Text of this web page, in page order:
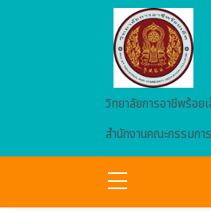
Skip to main content
วิทยาลัยการอาชีพร้อย
สำนักงานคณะกรรมกา